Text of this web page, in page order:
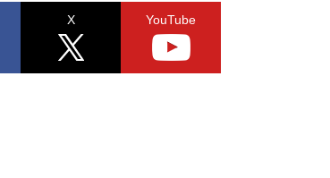
X YouTube